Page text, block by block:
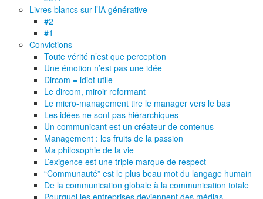
Livres blancs sur l’IA générative
#2
#1
Convictions
Toute vérité n’est que perception
Une émotion n’est pas une idée
Dircom = idiot utile
Le dircom, miroir reformant
Le micro-management tire le manager vers le bas
Les idées ne sont pas hiérarchiques
Un communicant est un créateur de contenus
Management : les fruits de la passion
Ma philosophie de la vie
L’exigence est une triple marque de respect
“Communauté” est le plus beau mot du langage humain
De la communication globale à la communication totale
Pourquoi les entreprises deviennent des médias